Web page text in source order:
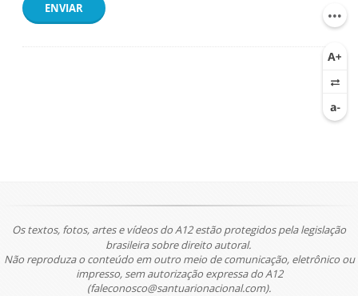
ENVIAR
Os textos, fotos, artes e vídeos do A12 estão protegidos pela legislação
brasileira sobre direito autoral.
Não reproduza o conteúdo em outro meio de comunicação, eletrônico ou
impresso, sem autorização expressa do A12
(faleconosco@santuarionacional.com).